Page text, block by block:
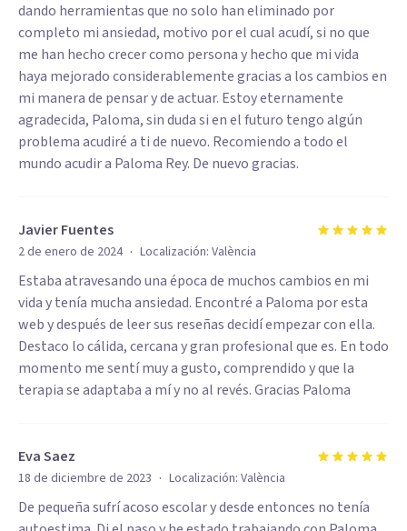
dando herramientas que no solo han eliminado por
completo mi ansiedad, motivo por el cual acudí, si no que
me han hecho crecer como persona y hecho que mi vida
haya mejorado considerablemente gracias a los cambios en
mi manera de pensar y de actuar. Estoy eternamente
agradecida, Paloma, sin duda si en el futuro tengo algún
problema acudiré a ti de nuevo. Recomiendo a todo el
mundo acudir a Paloma Rey. De nuevo gracias.
Javier Fuentes
2 de enero de 2024 · Localización: València
Estaba atravesando una época de muchos cambios en mi
vida y tenía mucha ansiedad. Encontré a Paloma por esta
web y después de leer sus reseñas decidí empezar con ella.
Destaco lo cálida, cercana y gran profesional que es. En todo
momento me sentí muy a gusto, comprendido y que la
terapia se adaptaba a mí y no al revés. Gracias Paloma
Eva Saez
18 de diciembre de 2023 · Localización: València
De pequeña sufrí acoso escolar y desde entonces no tenía